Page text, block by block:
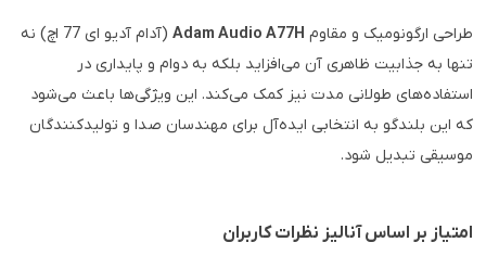
طراحی ارگونومیک و مقاوم Adam Audio A77H
(آدام آدیو ای 77 اچ) نه
تنها به جذابیت ظاهری آن می‌افزاید بلکه به دوام و پایداری در
استفاده‌های طولانی مدت نیز کمک می‌کند. این ویژگی‌ها باعث می‌شود
که این بلندگو به انتخابی ایده‌آل برای مهندسان صدا و تولیدکنندگان
موسیقی تبدیل شود.
امتیاز بر اساس آنالیز نظرات کاربران